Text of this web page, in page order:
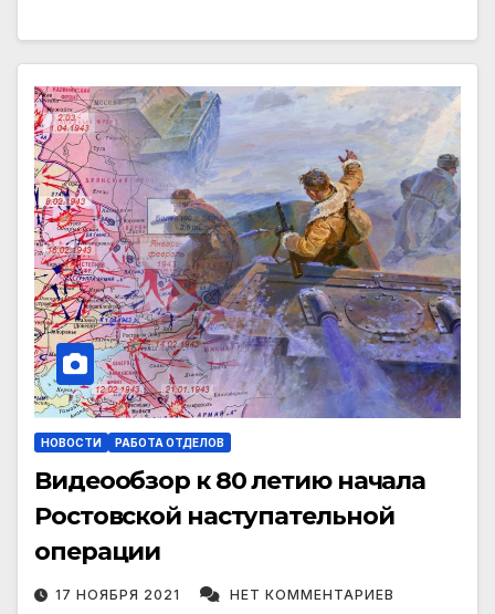
НОВОСТИ РАБОТА ОТДЕЛОВ
Видеообзор к 80 летию начала
Ростовской наступательной
операции
17 НОЯБРЯ 2021 НЕТ КОММЕНТАРИЕВ